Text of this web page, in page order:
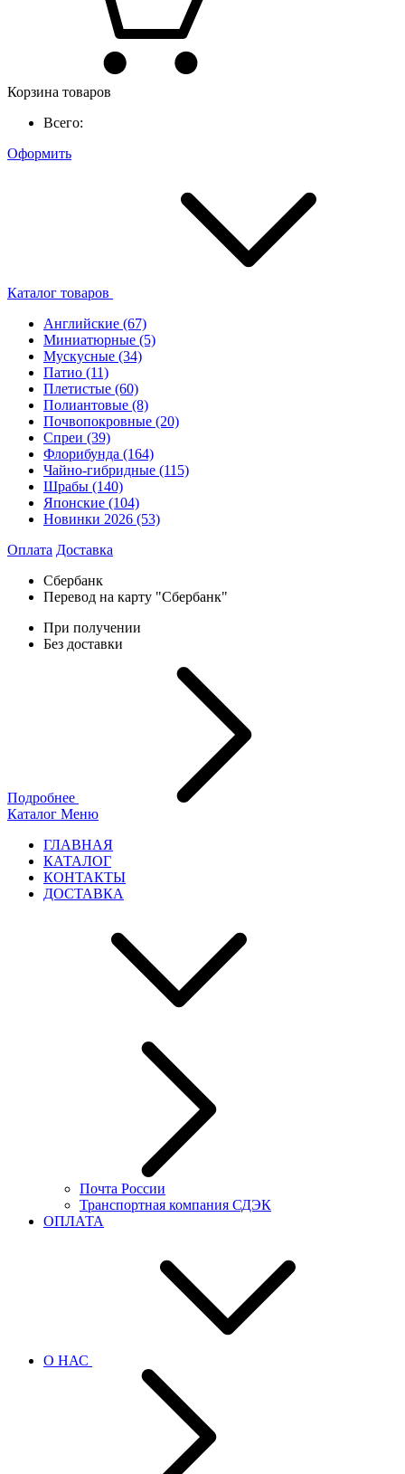
Корзина товаров
Всего:
Оформить
Каталог товаров
Английские (67)
Миниатюрные (5)
Мускусные (34)
Патио (11)
Плетистые (60)
Полиантовые (8)
Почвопокровные (20)
Спреи (39)
Флорибунда (164)
Чайно-гибридные (115)
Шрабы (140)
Японские (104)
Новинки 2026 (53)
Оплата Доставка
Сбербанк
Перевод на карту "Сбербанк"
При получении
Без доставки
Подробнее
Каталог Меню
ГЛАВНАЯ
КАТАЛОГ
КОНТАКТЫ
ДОСТАВКА
Почта России
Транспортная компания СДЭК
ОПЛАТА
О НАС